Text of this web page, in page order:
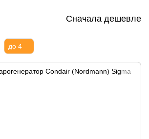
Сначала дешевле
до 4